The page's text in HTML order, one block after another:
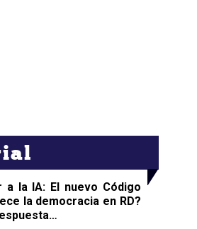
a la IA: El nuevo Código
la democracia en RD?